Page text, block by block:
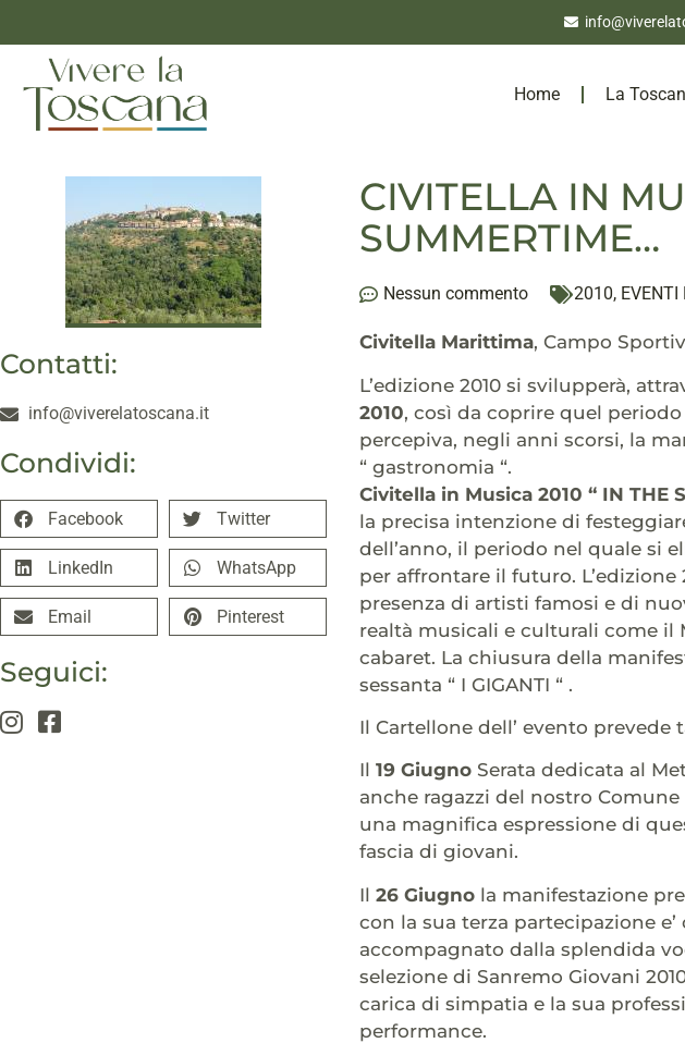
Home La
Contatti:
info@viverelatoscana.it
Condividi:
Facebook Twitter
LinkedIn WhatsApp
Email Pinterest
Seguici:
CIVITELLA IN
SUMMERTIME…
Nessun commento 2010, EVENTI
Civitella Marittima, Campo
L’edizione 2010 si svilupperà,
2010, così da coprire quel
percepiva, negli anni scorsi, la
“ gastronomia “.
Civitella in Musica 2010 “ IN THE
la precisa intenzione di
dell’anno, il periodo nel quale si
per affrontare il futuro.
presenza di artisti famosi e di
realtà musicali e culturali come il
cabaret. La chiusura della
sessanta “ I GIGANTI “ .
Il Cartellone dell’ evento
Il 19 Giugno Serata dedicata al
anche ragazzi del nostro
una magnifica espressione di
fascia di giovani.
Il 26 Giugno la manifestazione
con la sua terza partecipazione
accompagnato dalla splendida
selezione di Sanremo Giovani
carica di simpatia e la sua
performance.